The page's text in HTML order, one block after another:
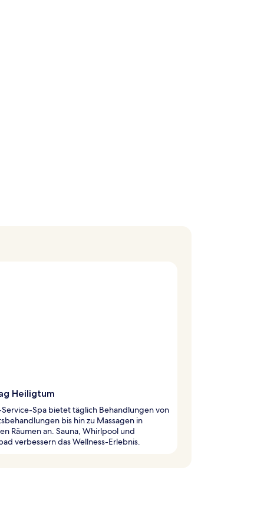
Heiligtum
Service-Spa bietet täglich Behandlungen von
bis hin zu Massagen in
Räumen an. Sauna, Whirlpool und
verbessern das Wellness-Erlebnis.